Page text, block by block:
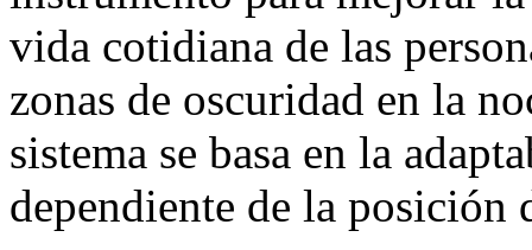
vida cotidiana de las
zonas de oscuridad en la
sistema se basa en la
dependiente de la posición